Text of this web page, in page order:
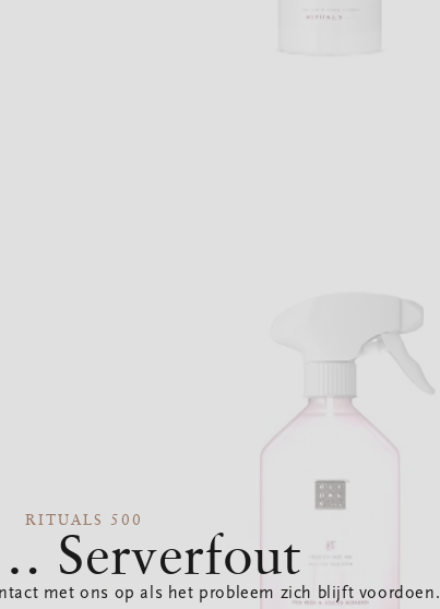
RITUALS 500
Serverfout
met ons op als het probleem zich blijft voordoen.